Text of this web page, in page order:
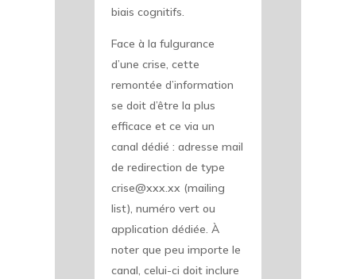
biais cognitifs.
Face à la fulgurance
d’une crise, cette
remontée d’information
se doit d’être la plus
efficace et ce via un
canal dédié : adresse mail
de redirection de type
crise@xxx.xx (mailing
list), numéro vert ou
application dédiée. À
noter que peu importe le
canal, celui-ci doit inclure